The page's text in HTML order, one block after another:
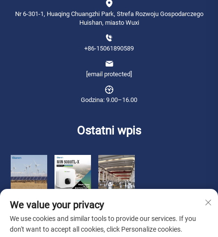
Nr 6-301-1, Huaqing Chuangzhi Park, Strefa Rozwoju Gospodarczego
Huishan, miasto Wuxi
+86-15061890589
[email protected]
Godzina: 9.00–16.00
Ostatni wpis
We value your privacy
We use cookies and similar tools to provide our services. If you
don't want to accept all cookies, click Personalize cookies.